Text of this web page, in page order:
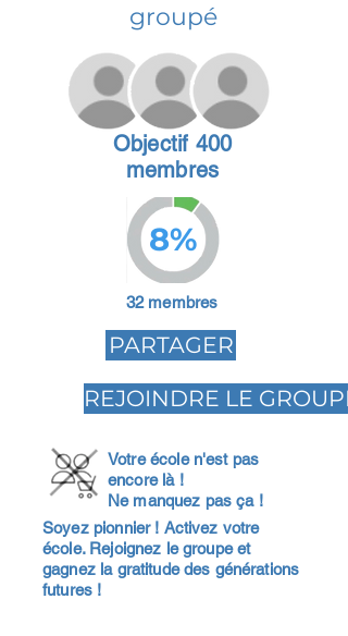
groupé
Objectif 400
membres
8%
32 membres
PARTAGER
REJOINDRE LE GROUPE
Votre école n'est pas
encore là !
Ne manquez pas ça !
Soyez pionnier ! Activez votre
école. Rejoignez le groupe et
gagnez la gratitude des générations
futures !